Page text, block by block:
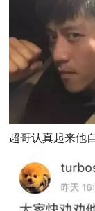
超哥认真起来他